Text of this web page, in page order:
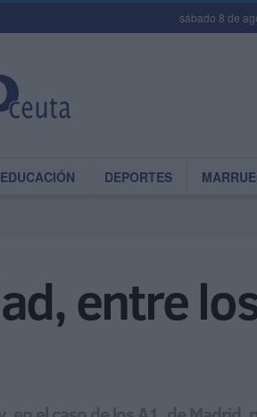
sábado 8 de
EDUCACIÓN DEPORTES
entre